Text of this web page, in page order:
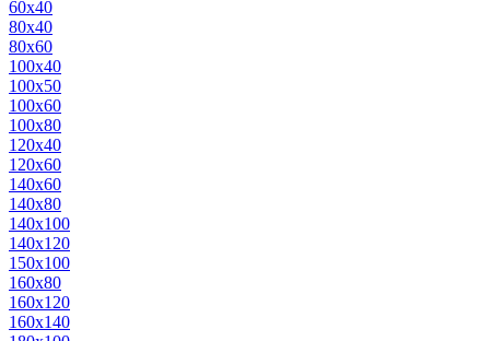
60х40
80х40
80х60
100х40
100х50
100х60
100х80
120х40
120х60
140х60
140х80
140х100
140х120
150х100
160х80
160х120
160х140